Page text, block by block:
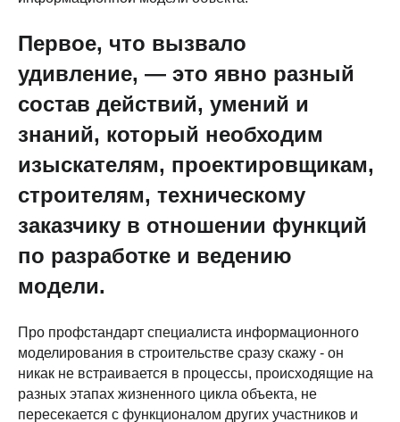
Первое, что вызвало
удивление, — это явно разный
состав действий, умений и
знаний, который необходим
изыскателям, проектировщикам,
строителям, техническому
заказчику в отношении функций
по разработке и ведению
модели.
Про профстандарт специалиста информационного
моделирования в строительстве сразу скажу - он
никак не встраивается в процессы, происходящие на
разных этапах жизненного цикла объекта, не
пересекается с функционалом других участников и